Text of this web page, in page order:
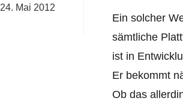
Ein solcher
sämtliche
ist in
Er bekommt
Ob das
24. Mai 2012